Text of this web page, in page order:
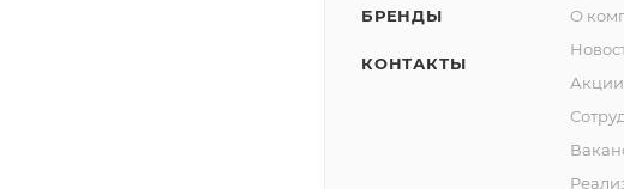
БРЕНДЫ
КОНТАКТЫ
О
Акции